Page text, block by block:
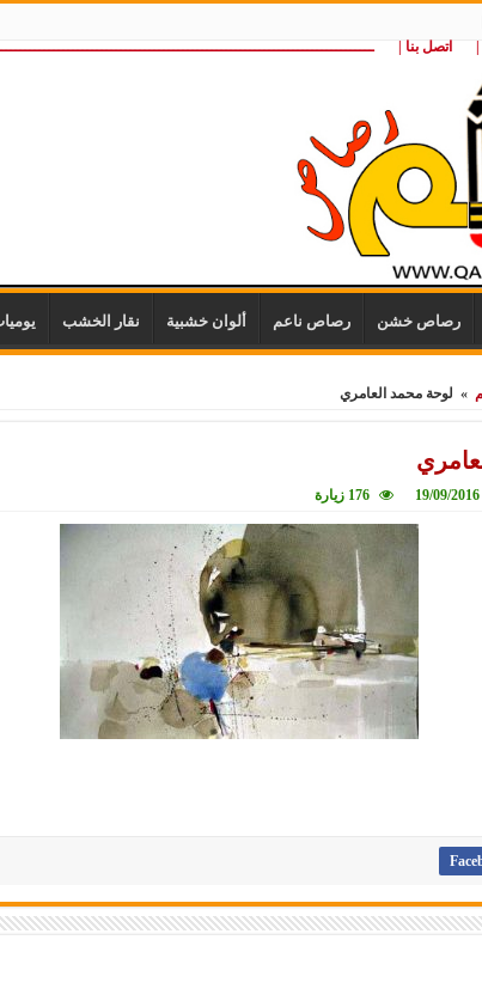
اتصل بنا |
رصاص خشن رصاص ناعم ألوان خشبية نقار الخشب
» لوحة محمد العامري
19/09/2016 176 زيارة